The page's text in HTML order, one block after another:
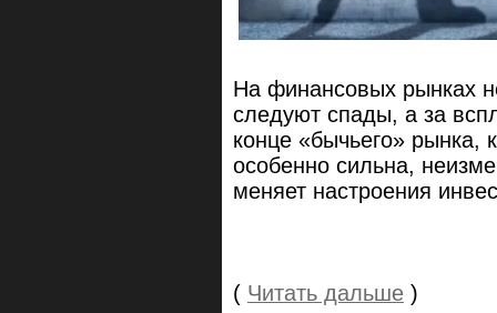
На финансовых рынках
следуют спады, а за
конце «бычьего» рынка,
особенно сильна,
меняет настроения
( Читать дальше )